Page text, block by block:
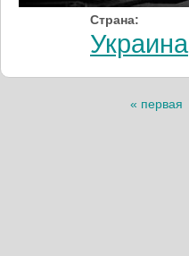
Страна:
Украина
« первая